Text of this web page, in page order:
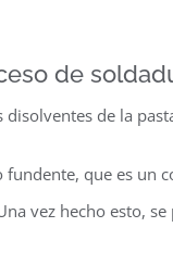
de
de la
que es un
vez hecho esto,